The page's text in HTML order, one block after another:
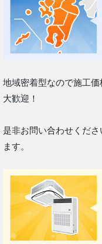
地域密着型なので施工
大歓迎！
是非お問い合わせくだ
ます。